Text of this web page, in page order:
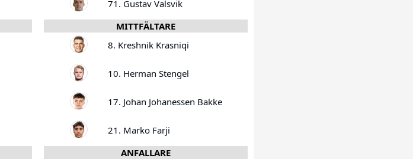
71. Gustav Valsvik
MITTFÄLTARE
8. Kreshnik Krasniqi
10. Herman Stengel
17. Johan Johanessen Bakke
21. Marko Farji
ANFALLARE